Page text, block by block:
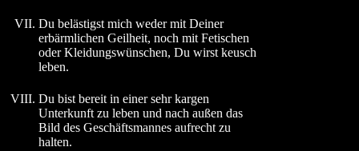
VII. Du belästigst mich weder mit Deiner
erbärmlichen Geilheit, noch mit Fetischen
oder Kleidungswünschen, Du wirst keusch
leben.
VIII. Du bist bereit in einer sehr kargen
Unterkunft zu leben und nach außen das
Bild des Geschäftsmannes aufrecht zu
halten.